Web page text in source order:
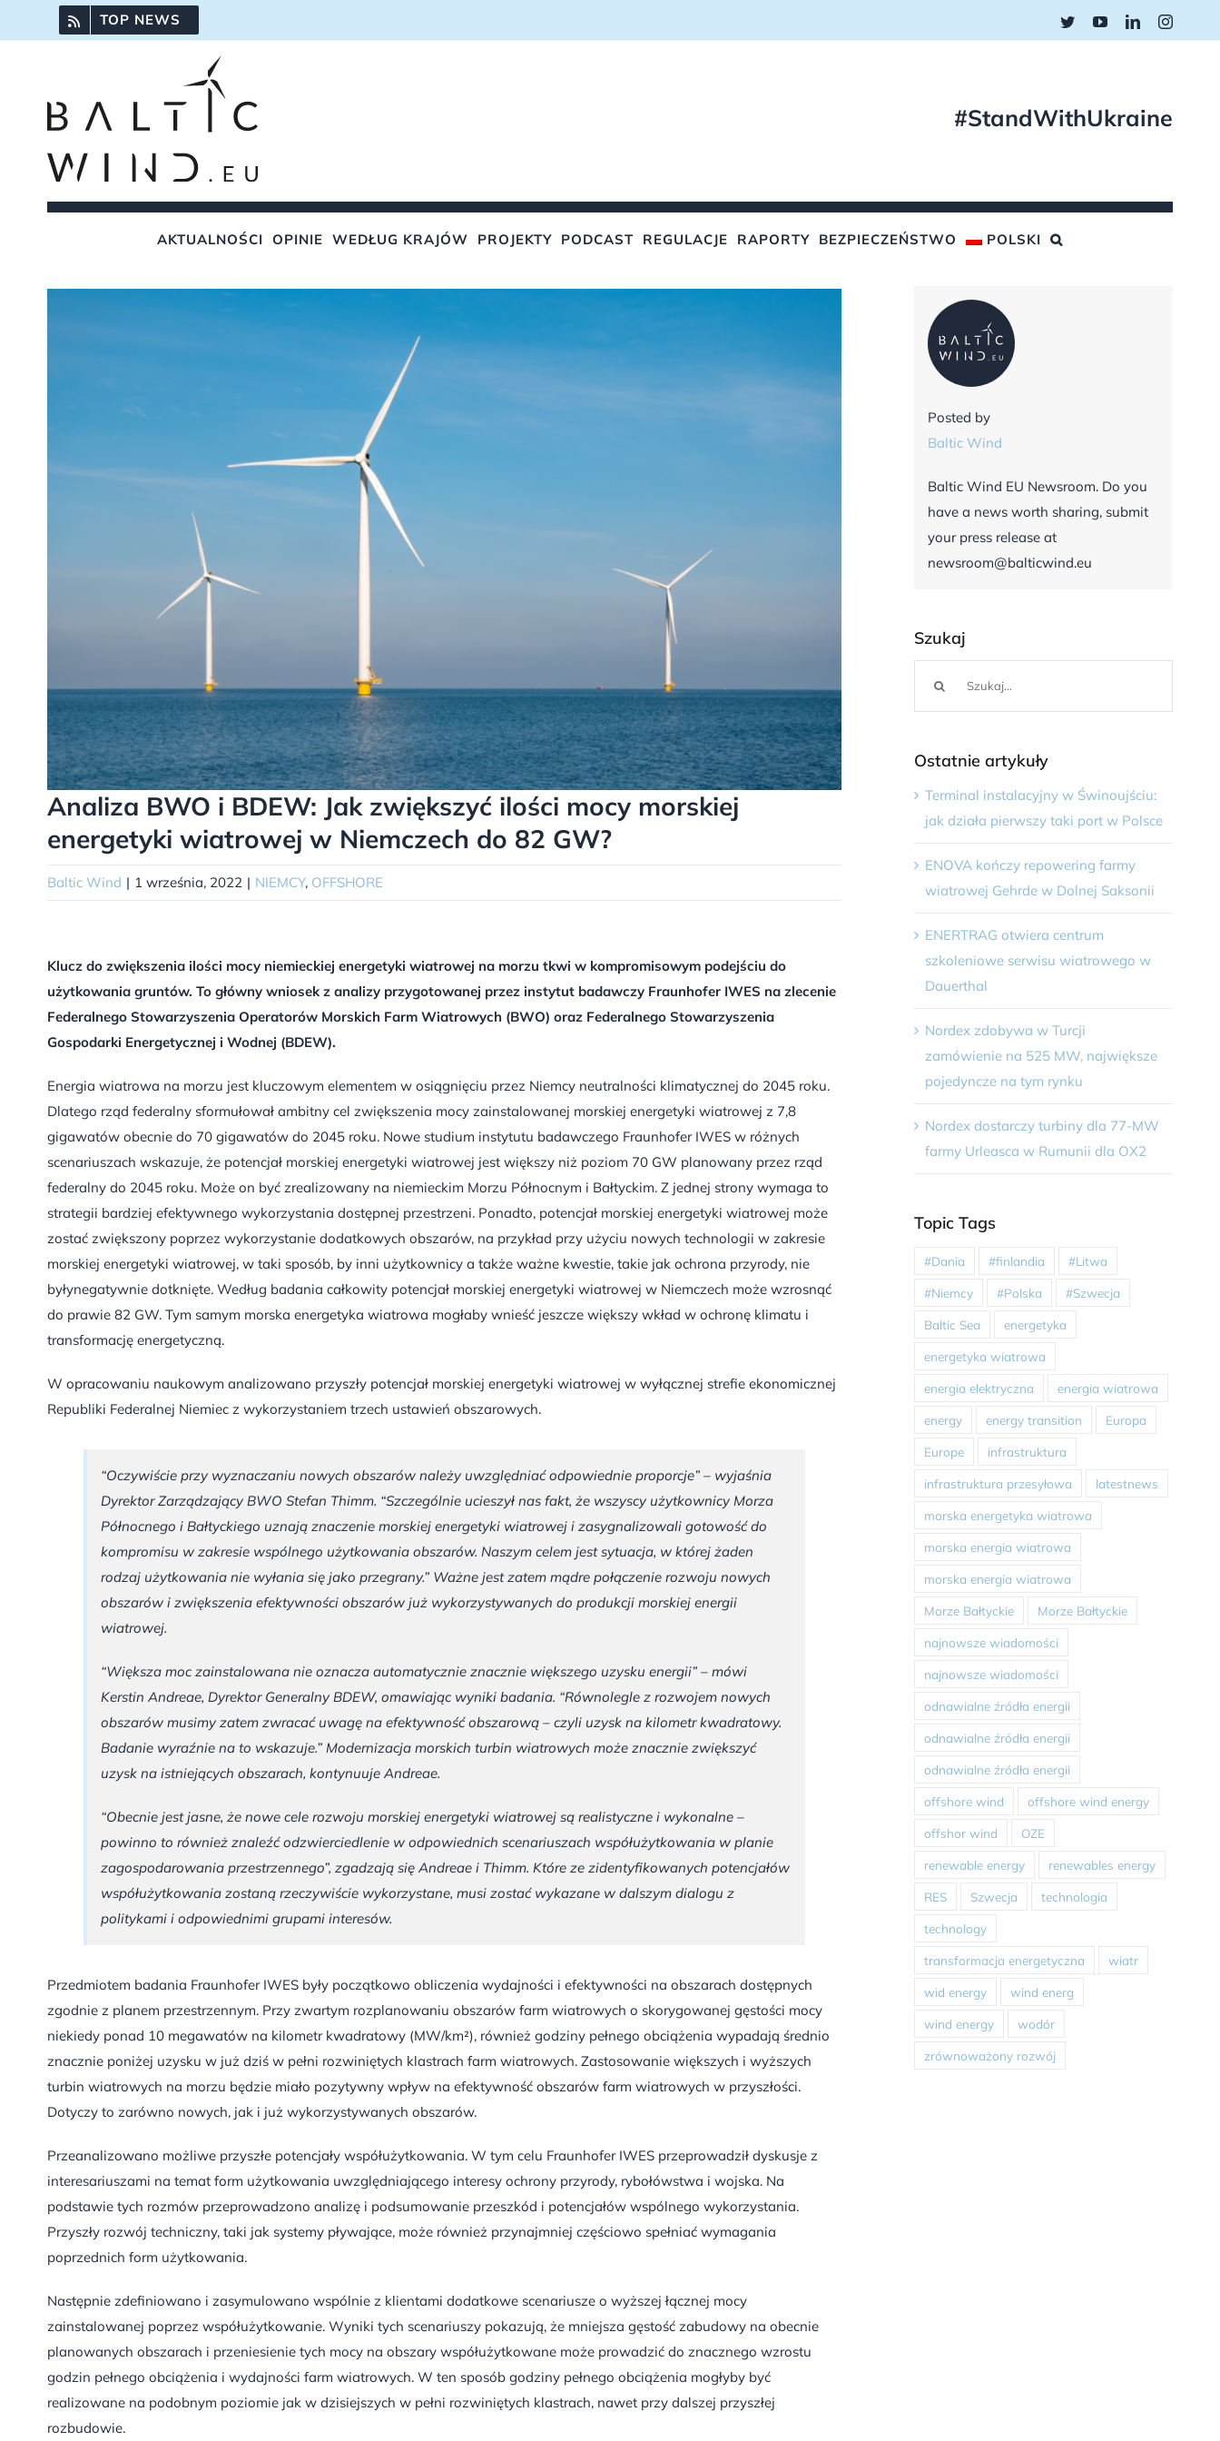
do
TOP NEWS TwitterYouTubeLinkedIn
#StandWithUkraine
AKTUALNOŚCI OPINIE WEDŁUG KRAJÓW PROJEKTY PODCAST REGULACJE RAPORTY BEZPIECZEŃSTWO POLSKI
Analiza BWO i BDEW: Jak zwiększyć ilości mocy morskiej
energetyki wiatrowej w Niemczech do 82 GW?
Baltic Wind | 1 września, 2022 | NIEMCY, OFFSHORE
Klucz do zwiększenia ilości mocy niemieckiej energetyki wiatrowej na morzu tkwi w kompromisowym podejściu do
użytkowania gruntów. To główny wniosek z analizy przygotowanej przez instytut badawczy Fraunhofer IWES na zlecenie
Federalnego Stowarzyszenia Operatorów Morskich Farm Wiatrowych (BWO) oraz Federalnego Stowarzyszenia
Gospodarki Energetycznej i Wodnej (BDEW).
Energia wiatrowa na morzu jest kluczowym elementem w osiągnięciu przez Niemcy neutralności klimatycznej do 2045 roku.
Dlatego rząd federalny sformułował ambitny cel zwiększenia mocy zainstalowanej morskiej energetyki wiatrowej z 7,8
gigawatów obecnie do 70 gigawatów do 2045 roku. Nowe studium instytutu badawczego Fraunhofer IWES w różnych
scenariuszach wskazuje, że potencjał morskiej energetyki wiatrowej jest większy niż poziom 70 GW planowany przez rząd
federalny do 2045 roku. Może on być zrealizowany na niemieckim Morzu Północnym i Bałtyckim. Z jednej strony wymaga to
strategii bardziej efektywnego wykorzystania dostępnej przestrzeni. Ponadto, potencjał morskiej energetyki wiatrowej może
zostać zwiększony poprzez wykorzystanie dodatkowych obszarów, na przykład przy użyciu nowych technologii w zakresie
morskiej energetyki wiatrowej, w taki sposób, by inni użytkownicy a także ważne kwestie, takie jak ochrona przyrody, nie
byłynegatywnie dotknięte. Według badania całkowity potencjał morskiej energetyki wiatrowej w Niemczech może wzrosnąć
do prawie 82 GW. Tym samym morska energetyka wiatrowa mogłaby wnieść jeszcze większy wkład w ochronę klimatu i
transformację energetyczną.
W opracowaniu naukowym analizowano przyszły potencjał morskiej energetyki wiatrowej w wyłącznej strefie ekonomicznej
Republiki Federalnej Niemiec z wykorzystaniem trzech ustawień obszarowych.
“Oczywiście przy wyznaczaniu nowych obszarów należy uwzględniać odpowiednie proporcje” – wyjaśnia
Dyrektor Zarządzający BWO Stefan Thimm. “Szczególnie ucieszył nas fakt, że wszyscy użytkownicy Morza
Północnego i Bałtyckiego uznają znaczenie morskiej energetyki wiatrowej i zasygnalizowali gotowość do
kompromisu w zakresie wspólnego użytkowania obszarów. Naszym celem jest sytuacja, w której żaden
rodzaj użytkowania nie wyłania się jako przegrany.” Ważne jest zatem mądre połączenie rozwoju nowych
obszarów i zwiększenia efektywności obszarów już wykorzystywanych do produkcji morskiej energii
wiatrowej.
“Większa moc zainstalowana nie oznacza automatycznie znacznie większego uzysku energii” – mówi
Kerstin Andreae, Dyrektor Generalny BDEW, omawiając wyniki badania. “Równolegle z rozwojem nowych
obszarów musimy zatem zwracać uwagę na efektywność obszarową – czyli uzysk na kilometr kwadratowy.
Badanie wyraźnie na to wskazuje.” Modernizacja morskich turbin wiatrowych może znacznie zwiększyć
uzysk na istniejących obszarach, kontynuuje Andreae.
“Obecnie jest jasne, że nowe cele rozwoju morskiej energetyki wiatrowej są realistyczne i wykonalne –
powinno to również znaleźć odzwierciedlenie w odpowiednich scenariuszach współużytkowania w planie
zagospodarowania przestrzennego”, zgadzają się Andreae i Thimm. Które ze zidentyfikowanych potencjałów
współużytkowania zostaną rzeczywiście wykorzystane, musi zostać wykazane w dalszym dialogu z
politykami i odpowiednimi grupami interesów.
Przedmiotem badania Fraunhofer IWES były początkowo obliczenia wydajności i efektywności na obszarach dostępnych
zgodnie z planem przestrzennym. Przy zwartym rozplanowaniu obszarów farm wiatrowych o skorygowanej gęstości mocy
niekiedy ponad 10 megawatów na kilometr kwadratowy (MW/km²), również godziny pełnego obciążenia wypadają średnio
znacznie poniżej uzysku w już dziś w pełni rozwiniętych klastrach farm wiatrowych. Zastosowanie większych i wyższych
turbin wiatrowych na morzu będzie miało pozytywny wpływ na efektywność obszarów farm wiatrowych w przyszłości.
Dotyczy to zarówno nowych, jak i już wykorzystywanych obszarów.
Przeanalizowano możliwe przyszłe potencjały współużytkowania. W tym celu Fraunhofer IWES przeprowadził dyskusje z
interesariuszami na temat form użytkowania uwzględniającego interesy ochrony przyrody, rybołówstwa i wojska. Na
podstawie tych rozmów przeprowadzono analizę i podsumowanie przeszkód i potencjałów wspólnego wykorzystania.
Przyszły rozwój techniczny, taki jak systemy pływające, może również przynajmniej częściowo spełniać wymagania
poprzednich form użytkowania.
Następnie zdefiniowano i zasymulowano wspólnie z klientami dodatkowe scenariusze o wyższej łącznej mocy
zainstalowanej poprzez współużytkowanie. Wyniki tych scenariuszy pokazują, że mniejsza gęstość zabudowy na obecnie
planowanych obszarach i przeniesienie tych mocy na obszary współużytkowane może prowadzić do znacznego wzrostu
godzin pełnego obciążenia i wydajności farm wiatrowych. W ten sposób godziny pełnego obciążenia mogłyby być
realizowane na podobnym poziomie jak w dzisiejszych w pełni rozwiniętych klastrach, nawet przy dalszej przyszłej
rozbudowie.
Posted by
Baltic Wind
Baltic Wind EU Newsroom. Do you
have a news worth sharing, submit
your press release at
newsroom@balticwind.eu
Szukaj
Ostatnie artykuły
Terminal instalacyjny w Świnoujściu:
jak działa pierwszy taki port w Polsce
ENOVA kończy repowering farmy
wiatrowej Gehrde w Dolnej Saksonii
ENERTRAG otwiera centrum
szkoleniowe serwisu wiatrowego w
Dauerthal
Nordex zdobywa w Turcji
zamówienie na 525 MW, największe
pojedyncze na tym rynku
Nordex dostarczy turbiny dla 77-MW
farmy Urleasca w Rumunii dla OX2
Topic Tags
#Dania #finlandia #Litwa
#Niemcy #Polska #Szwecja
Baltic Sea energetyka
energetyka wiatrowa
energia elektryczna energia wiatrowa
energy energy transition Europa
Europe infrastruktura
infrastruktura przesyłowa latestnews
morska energetyka wiatrowa
morska energia wiatrowa
morska energia wiatrowa
Morze Bałtyckie Morze Bałtyckie
najnowsze wiadomości
najnowsze wiadomości
odnawialne źródła energii
odnawialne źródła energii
odnawialne źródła energii
offshore wind offshore wind energy
offshor wind OZE
renewable energy renewables energy
RES Szwecja technologia
technology
transformacja energetyczna wiatr
wid energy wind energ
wind energy wodór
zrównoważony rozwój